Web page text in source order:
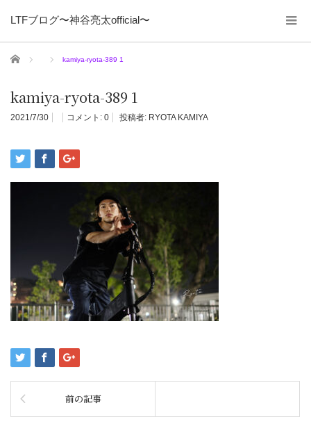
LTFブログ〜神谷亮太official〜
ホーム kamiya-ryota-389 1
kamiya-ryota-389 1
2021/7/30 コメント: 0 投稿者: RYOTA KAMIYA
前の記事